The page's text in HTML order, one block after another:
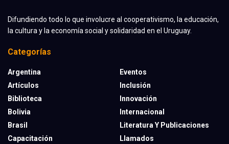
Difundiendo todo lo que involucre al cooperativismo, la educación,
la cultura y la economía social y solidaridad en el Uruguay.
Categorías
Argentina
Artículos
Biblioteca
Bolivia
Brasil
Capacitación
Eventos
Inclusión
Innovación
Internacional
Literatura Y Publicaciones
Llamados